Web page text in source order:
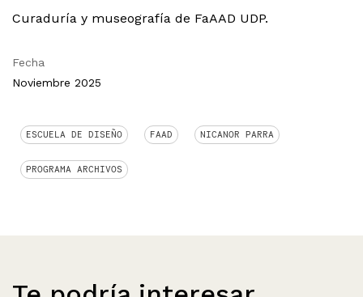
Curaduría y museografía de FaAAD UDP.
Fecha
Noviembre 2025
ESCUELA DE DISEÑO FAAD NICANOR PARRA
PROGRAMA ARCHIVOS